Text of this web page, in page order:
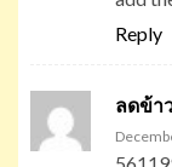
Reply
ลดข้า